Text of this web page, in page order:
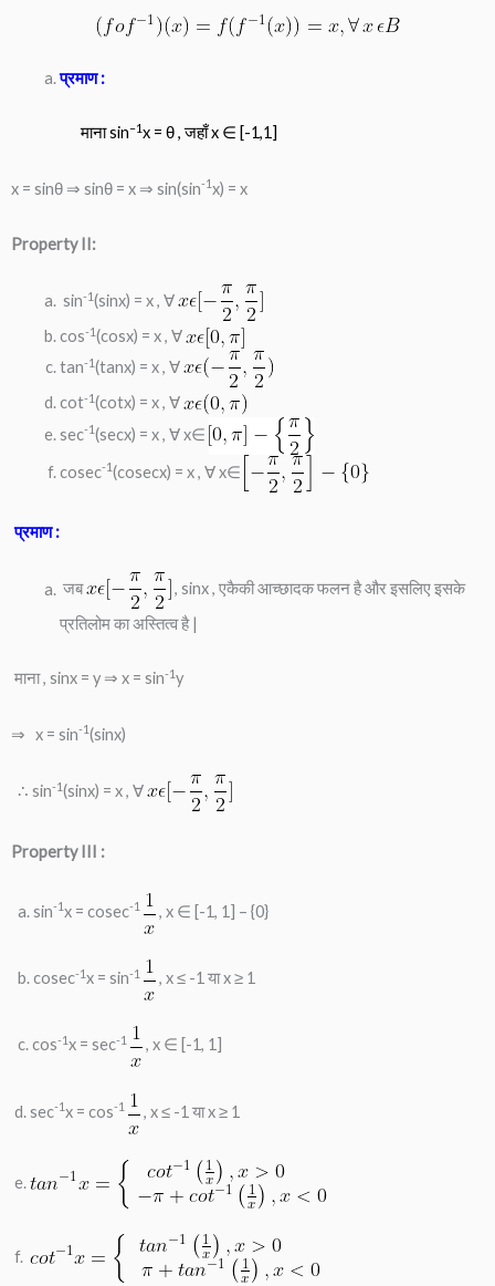
प्रमाण :
माना sin–1x = θ , जहाँ x ∈ [-1,1]
x = sinθ ⇒ sinθ = x ⇒ sin(sin-1x) = x
Property II:
sin-1(sinx) = x , ∀
cos-1(cosx) = x , ∀
tan-1(tanx) = x , ∀
cot-1(cotx) = x , ∀
sec-1(secx) = x , ∀ x∈
cosec-1(cosecx) = x , ∀ x∈
प्रमाण :
जब
, sinx , एकैकी आच्छादक फलन है और इसलिए इसके
प्रतिलोम का अस्तित्व है |
माना , sinx = y ⇒ x = sin-1y
⇒ x = sin-1(sinx)
∴ sin-1(sinx) = x , ∀
Property III :
a. sin-1x = cosec-1 , x ∈ [-1, 1] – {0}
b. cosec-1x = sin-1 , x ≤ -1 या x ≥ 1
c. cos-1x = sec-1 , x ∈ [-1, 1]
d. sec-1x = cos-1 , x ≤ -1 या x ≥ 1
e.
f.